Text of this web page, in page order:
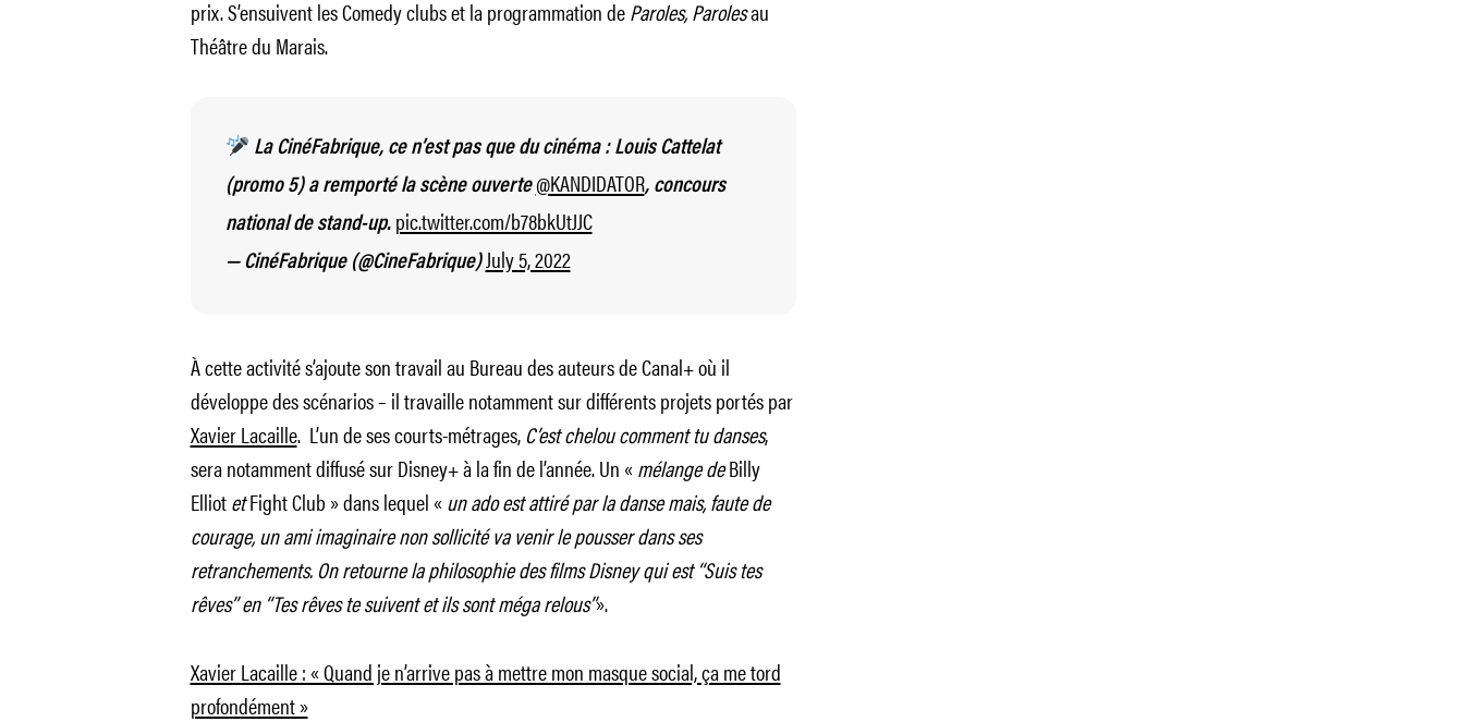
prix. S’ensuivent les Comedy clubs et la programmation deParoles, Parolesau
Théâtre du Marais.
La CinéFabrique, ce n’est pas que du cinéma : Louis Cattelat
(promo 5) a remporté la scène ouverte@KANDIDATOR, concours
national de stand-up. pic.twitter.com/b78bkUtJJC
— CinéFabrique (@CineFabrique)July 5, 2022
À cette activité s’ajoute son travail au Bureau des auteurs de Canal+ où il
développe des scénarios – il travaille notamment sur différents projets portés par
Xavier Lacaille. L’un de ses courts-métrages, C’est chelou comment tu danses,
sera notamment diffusé sur Disney+ à la fin de l’année. Un «mélange deBilly
ElliotetFight Club » dans lequel «un ado est attiré par la danse mais, faute de
courage, un ami imaginaire non sollicité va venir le pousser dans ses
retranchements. On retourne la philosophie des films Disney qui est ‘‘Suis tes
rêves’’ en ‘‘Tes rêves te suivent et ils sont méga relous’’».
Xavier Lacaille : « Quand je n’arrive pas à mettre mon masque social, ça me tord
profondément »